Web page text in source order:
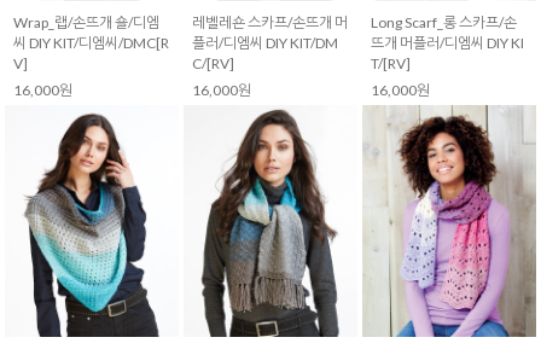
Wrap_랩/손뜨개 숄/디엠
씨 DIY KIT/디엠씨/DMC[R
V]
16,000원
레벨레숀 스카프/손뜨개 머
플러/디엠씨 DIY KIT/DM
C/[RV]
16,000원
Long Scarf_롱 스카프/손
뜨개 머플러/디엠씨 DIY KI
T/[RV]
16,000원